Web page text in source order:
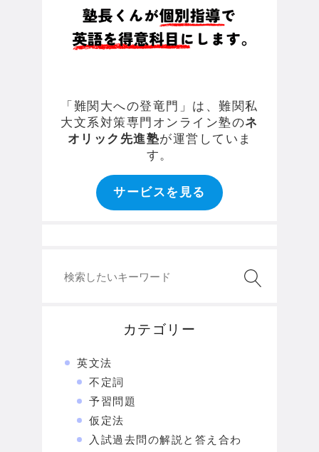
「難関大への登竜門」は、難関私
大文系対策専門オンライン塾のネ
オリック先進塾が運営していま
す。
サービスを見る
カテゴリー
英文法
不定詞
予習問題
仮定法
入試過去問の解説と答え合わ